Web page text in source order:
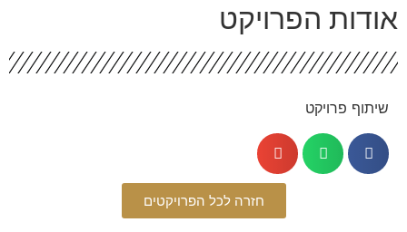
הפרויקט
שיתוף פרויקט
חזרה לכל הפרויקטים